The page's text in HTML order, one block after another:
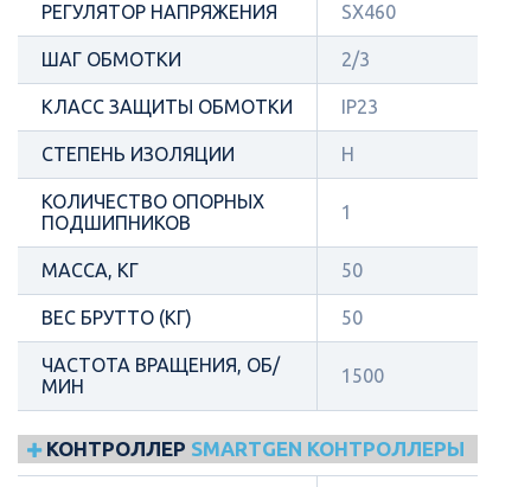
РЕГУЛЯТОР НАПРЯЖЕНИЯ SX460
ШАГ ОБМОТКИ 2/3
КЛАСС ЗАЩИТЫ ОБМОТКИ IP23
СТЕПЕНЬ ИЗОЛЯЦИИ H
КОЛИЧЕСТВО ОПОРНЫХ
ПОДШИПНИКОВ
1
МАССА, КГ 50
ВЕС БРУТТО (КГ) 50
ЧАСТОТА ВРАЩЕНИЯ, ОБ/
МИН
1500
КОНТРОЛЛЕР SMARTGEN КОНТРОЛЛЕРЫ